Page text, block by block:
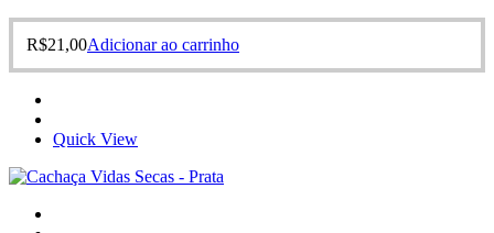
R$21,00Adicionar ao carrinho
Quick View